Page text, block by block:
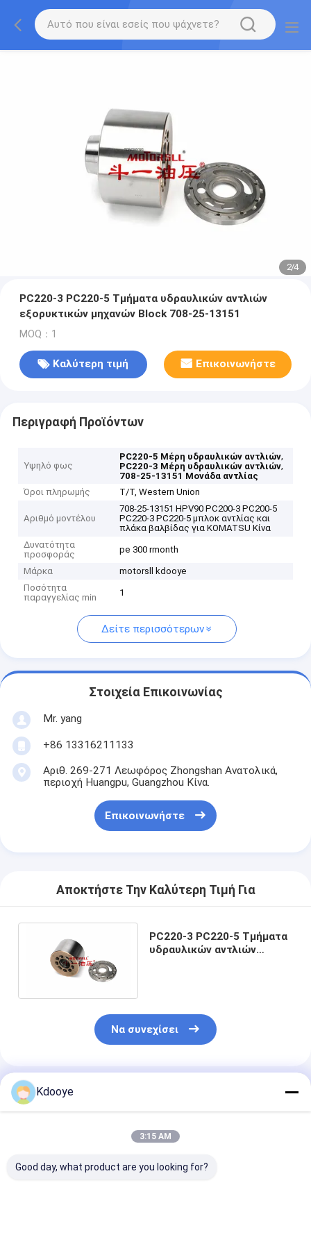
2/4
PC220-3 PC220-5 Τμήματα υδραυλικών αντλιών
εξορυκτικών μηχανών Block 708-25-13151
MOQ：1
Καλύτερη τιμή Επικοινωνήστε
Περιγραφή Προϊόντων
Υψηλό φως
PC220-5 Μέρη υδραυλικών αντλιών,
PC220-3 Μέρη υδραυλικών αντλιών,
708-25-13151 Μονάδα αντλίας
Όροι πληρωμής
T/T, Western Union
Αριθμό μοντέλου
708-25-13151 HPV90 PC200-3 PC200-5
PC220-3 PC220-5 μπλοκ αντλίας και
πλάκα βαλβίδας για KOMATSU Κίνα
Δυνατότητα
προσφοράς
pe 300 rmonth
Μάρκα
motorsll kdooye
Ποσότητα
παραγγελίας min
1
Δείτε περισσότερων
Στοιχεία Επικοινωνίας
Mr. yang
+86 13316211133
Αριθ. 269-271 Λεωφόρος Zhongshan Ανατολικά,
περιοχή Huangpu, Guangzhou Κίνα.
Επικοινωνήστε
Αποκτήστε Την Καλύτερη Τιμή Για
PC220-3 PC220-5 Τμήματα
υδραυλικών αντλιών
Να συνεχίσει
Συνιστώμενα Προϊόντα
Kdooye
3:15 AM
Good day, what product are you looking for?